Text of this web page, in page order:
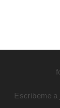
Escríbeme a